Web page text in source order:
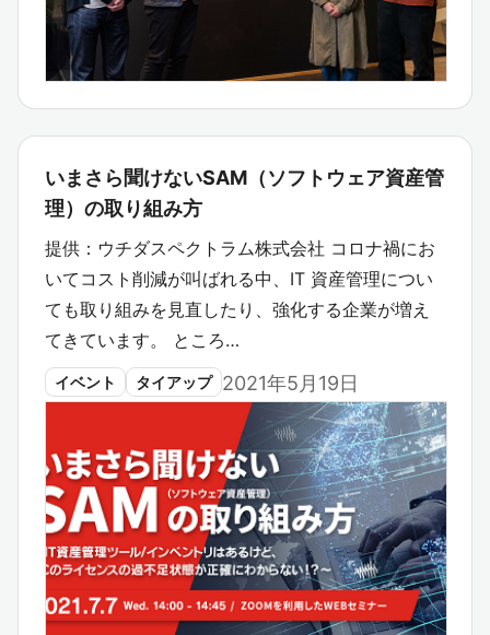
いまさら聞けないSAM（ソフトウェア資産管
理）の取り組み方
提供：ウチダスペクトラム株式会社 コロナ禍にお
いてコスト削減が叫ばれる中、IT 資産管理につい
ても取り組みを見直したり、強化する企業が増え
てきています。 ところ…
イベント タイアップ 2021年5月19日